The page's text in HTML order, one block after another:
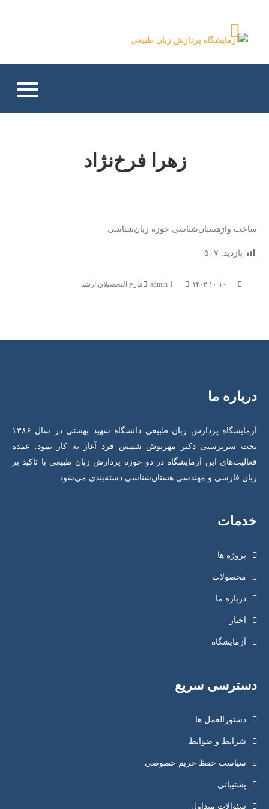
content
زهرا فرخ‌نژاد
ساخت واژهستان‌شناسی حوزه زبان‌شناسی
بازدید: ۵۰۷
۱۴۰۳-۱۰-۱۰ فارغ التحصیلان ارشد
درباره ما
آزمایشگاه پردازش زبان طبیعی دانشگاه شهید بهشتی در سال ۱۳۸۶
تحت سرپرستی دکتر مهرنوش شمس فرد آغاز به کار نمود. عمده
فعالیت‌های این آزمایشگاه در دو حوزه پردازش زبان طبیعی با تاکید بر
زبان فارسی و مهندسی هستان‌شناسی دسته‌بندی می‌شود.
خدمات
پروژه ها
محصولات
درباره ما
اخبار
آزمایشگاه
دسترسی سریع
دستورالعمل ها
شرایط و ضوابط
سیاست حفظ حریم خصوصی
پشتیبانی
سئوالات متداول